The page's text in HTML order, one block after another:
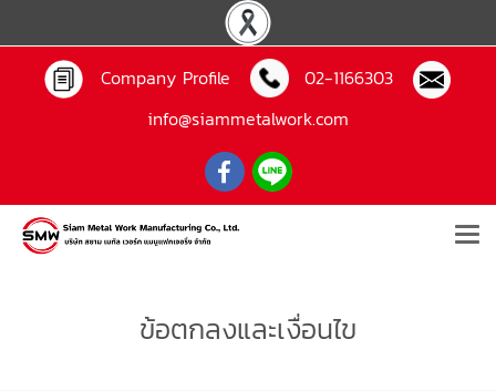
Company Profile
02-1166303
info@siammetalwork.com
ข้อตกลงและเงื่อนไข